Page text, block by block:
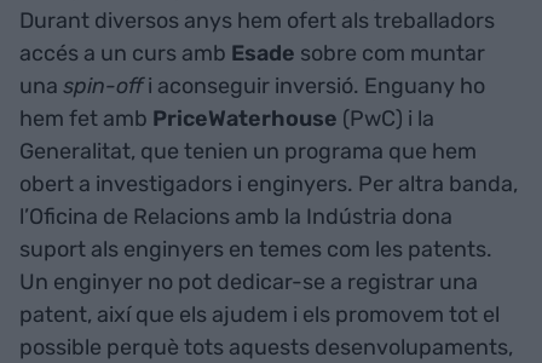
Durant diversos anys hem ofert als treballadors
accés a un curs amb Esade sobre com muntar
una spin-offi aconseguir inversió. Enguany ho
hem fet amb PriceWaterhouse (PwC) i la
Generalitat, que tenien un programa que hem
obert a investigadors i enginyers. Per altra banda,
l’Oficina de Relacions amb la Indústria dona
suport als enginyers en temes com les patents.
Un enginyer no pot dedicar-se a registrar una
patent, així que els ajudem i els promovem tot el
possible perquè tots aquests desenvolupaments,